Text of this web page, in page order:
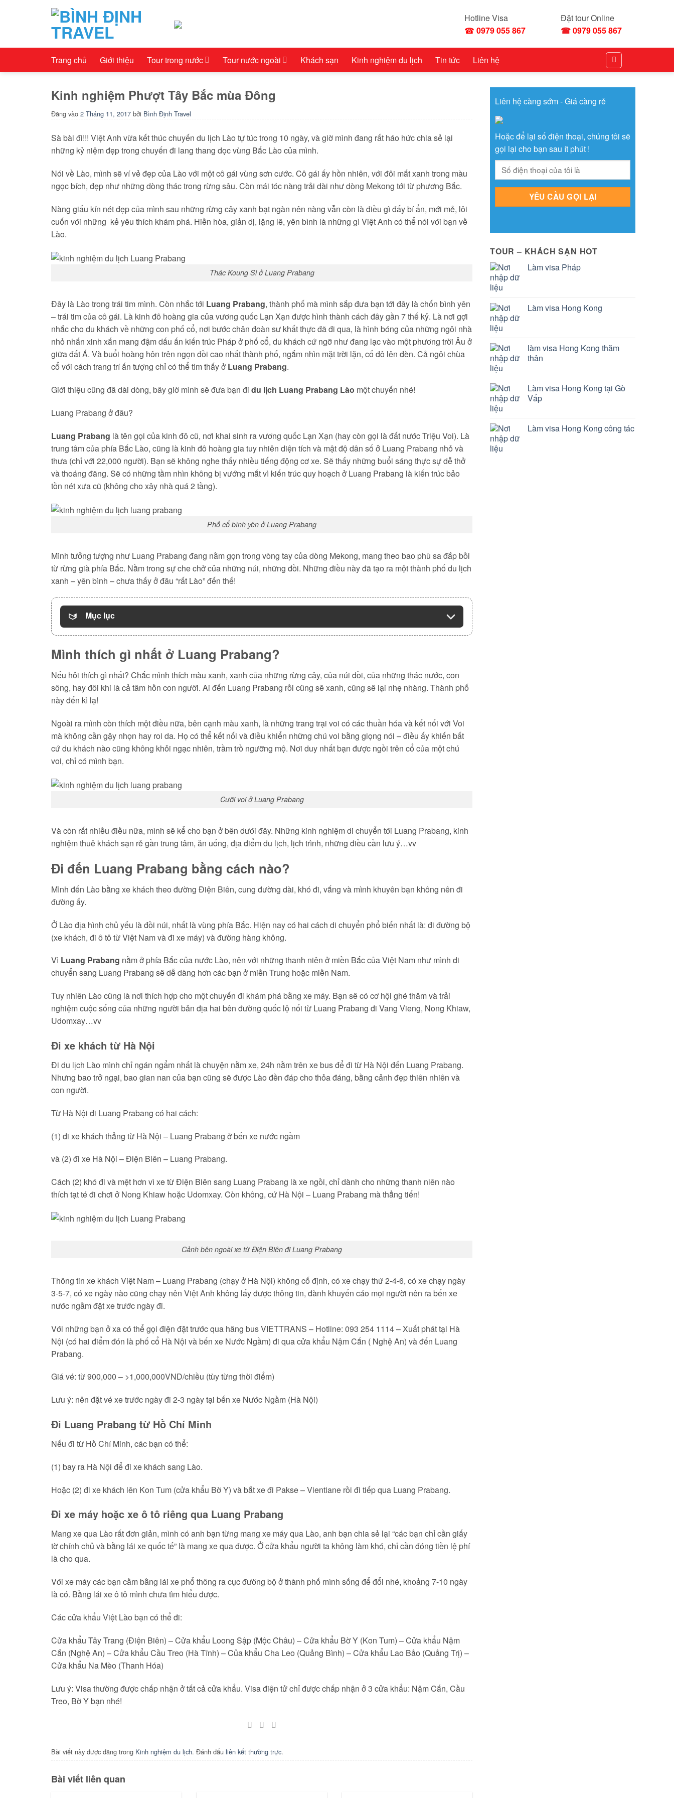
Hotline Visa
☎ 0979 055 867
Đặt tour Online
☎0979 055 867
Trang chủ Giới thiệu Tour trong nước Tour nước ngoài Khách sạn Kinh nghiệm du lịch Tin tức Liên hệ
Kinh nghiệm Phượt Tây Bắc mùa Đông
Đăng vào 2 Tháng 11, 2017 bởi Bình Định Travel
Sà bài đi!!! Việt Anh vừa kết thúc chuyến du lịch Lào tự túc trong 10 ngày, và giờ mình đang rất háo hức chia sẻ lại
những kỷ niệm đẹp trong chuyến đi lang thang dọc vùng Bắc Lào của mình.
Nói về Lào, mình sẽ ví vẻ đẹp của Lào với một cô gái vùng sơn cước. Cô gái ấy hồn nhiên, với đôi mắt xanh trong màu
ngọc bích, đẹp như những dòng thác trong rừng sâu. Còn mái tóc nàng trải dài như dòng Mekong tới từ phương Bắc.
Nàng giấu kín nét đẹp của mình sau những rừng cây xanh bạt ngàn nên nàng vẫn còn là điều gì đấy bí ẩn, mới mẻ, lôi
cuốn với những kẻ yêu thích khám phá. Hiền hòa, giản dị, lặng lẽ, yên bình là những gì Việt Anh có thể nói với bạn về
Lào.
Thác Koung Si ở Luang Prabang
Đây là Lào trong trái tim mình. Còn nhắc tới Luang Prabang, thành phố mà mình sắp đưa bạn tới đây là chốn bình yên
– trái tim của cô gái. Là kinh đô hoàng gia của vương quốc Lạn Xạn được hình thành cách đây gần 7 thế kỷ. Là nơi gợi
nhắc cho du khách về những con phố cổ, nơi bước chân đoàn sư khất thực đã đi qua, là hình bóng của những ngôi nhà
nhỏ nhắn xinh xắn mang đậm dấu ấn kiến trúc Pháp ở phố cổ, du khách cứ ngỡ như đang lạc vào một phương trời Âu ở
giữa đất Á. Và buổi hoàng hôn trên ngọn đồi cao nhất thành phố, ngắm nhìn mặt trời lặn, cố đô lên đèn. Cả ngôi chùa
cổ với cách trang trí ấn tượng chỉ có thể tìm thấy ở Luang Prabang.
Giới thiệu cũng đã dài dòng, bây giờ mình sẽ đưa bạn đi du lịch Luang Prabang Lào một chuyến nhé!
Luang Prabang ở đâu?
Luang Prabang là tên gọi của kinh đô cũ, nơi khai sinh ra vương quốc Lạn Xạn (hay còn gọi là đất nước Triệu Voi). Là
trung tâm của phía Bắc Lào, cũng là kinh đô hoàng gia tuy nhiên diện tích và mật độ dân số ở Luang Prabang nhỏ và
thưa (chỉ với 22,000 người). Bạn sẽ không nghe thấy nhiều tiếng động cơ xe. Sẽ thấy những buổi sáng thực sự dễ thở
và thoáng đãng. Sẽ có những tầm nhìn không bị vướng mắt vì kiến trúc quy hoạch ở Luang Prabang là kiến trúc bảo
tồn nét xưa cũ (không cho xây nhà quá 2 tầng).
Phố cổ bình yên ở Luang Prabang
Mình tưởng tượng như Luang Prabang đang nằm gọn trong vòng tay của dòng Mekong, mang theo bao phù sa đắp bồi
từ rừng già phía Bắc. Nằm trong sự che chở của những núi, những đồi. Những điều này đã tạo ra một thành phố du lịch
xanh – yên bình – chưa thấy ở đâu “rất Lào” đến thế!
Mục lục
Mình thích gì nhất ở Luang Prabang?
Nếu hỏi thích gì nhất? Chắc mình thích màu xanh, xanh của những rừng cây, của núi đồi, của những thác nước, con
sông, hay đôi khi là cả tâm hồn con người. Ai đến Luang Prabang rồi cũng sẽ xanh, cũng sẽ lại nhẹ nhàng. Thành phố
này đến kì lạ!
Ngoài ra mình còn thích một điều nữa, bên cạnh màu xanh, là những trang trại voi có các thuần hóa và kết nối với Voi
mà không cần gậy nhọn hay roi da. Họ có thể kết nối và điều khiển những chú voi bằng giọng nói – điều ấy khiến bất
cứ du khách nào cũng không khỏi ngạc nhiên, trầm trồ ngưỡng mộ. Nơi duy nhất bạn được ngồi trên cổ của một chú
voi, chỉ có mình bạn.
Cưỡi voi ở Luang Prabang
Và còn rất nhiều điều nữa, mình sẽ kể cho bạn ở bên dưới đây. Những kinh nghiệm di chuyển tới Luang Prabang, kinh
nghiệm thuê khách sạn rẻ gần trung tâm, ăn uống, địa điểm du lịch, lịch trình, những điều cần lưu ý…vv
Đi đến Luang Prabang bằng cách nào?
Mình đến Lào bằng xe khách theo đường Điện Biên, cung đường dài, khó đi, vắng và mình khuyên bạn không nên đi
đường ấy.
Ở Lào địa hình chủ yếu là đồi núi, nhất là vùng phía Bắc. Hiện nay có hai cách di chuyển phổ biến nhất là: đi đường bộ
(xe khách, đi ô tô từ Việt Nam và đi xe máy) và đường hàng không.
Vì Luang Prabang nằm ở phía Bắc của nước Lào, nên với những thanh niên ở miền Bắc của Việt Nam như mình di
chuyển sang Luang Prabang sẽ dễ dàng hơn các bạn ở miền Trung hoặc miền Nam.
Tuy nhiên Lào cũng là nơi thích hợp cho một chuyến đi khám phá bằng xe máy. Bạn sẽ có cơ hội ghé thăm và trải
nghiệm cuộc sống của những người bản địa hai bên đường quốc lộ nối từ Luang Prabang đi Vang Vieng, Nong Khiaw,
Udomxay…vv
Đi xe khách từ Hà Nội
Đi du lịch Lào mình chỉ ngán ngẩm nhất là chuyện nằm xe, 24h nằm trên xe bus để đi từ Hà Nội đến Luang Prabang.
Nhưng bao trở ngại, bao gian nan của bạn cũng sẽ được Lào đền đáp cho thỏa đáng, bằng cảnh đẹp thiên nhiên và
con người.
Từ Hà Nội đi Luang Prabang có hai cách:
(1) đi xe khách thẳng từ Hà Nội – Luang Prabang ở bến xe nước ngầm
và (2) đi xe Hà Nội – Điện Biên – Luang Prabang.
Cách (2) khó đi và mệt hơn vì xe từ Điện Biên sang Luang Prabang là xe ngồi, chỉ dành cho những thanh niên nào
thích tạt té đi chơi ở Nong Khiaw hoặc Udomxay. Còn không, cứ Hà Nội – Luang Prabang mà thẳng tiến!
Cảnh bên ngoài xe từ Điện Biên đi Luang Prabang
Thông tin xe khách Việt Nam – Luang Prabang (chạy ở Hà Nội) không cố định, có xe chạy thứ 2-4-6, có xe chạy ngày
3-5-7, có xe ngày nào cũng chạy nên Việt Anh không lấy được thông tin, đành khuyến cáo mọi người nên ra bến xe
nước ngầm đặt xe trước ngày đi.
Với những bạn ở xa có thể gọi điện đặt trước qua hãng bus VIETTRANS – Hotline: 093 254 1114 – Xuất phát tại Hà
Nội (có hai điểm đón là phố cổ Hà Nội và bến xe Nước Ngầm) đi qua cửa khẩu Nậm Cắn ( Nghệ An) và đến Luang
Prabang.
Giá vé: từ 900,000 – >1,000,000VND/chiều (tùy từng thời điểm)
Lưu ý: nên đặt vé xe trước ngày đi 2-3 ngày tại bến xe Nước Ngầm (Hà Nội)
Đi Luang Prabang từ Hồ Chí Minh
Nếu đi từ Hồ Chí Minh, các bạn có thể:
(1) bay ra Hà Nội để đi xe khách sang Lào.
Hoặc (2) đi xe khách lên Kon Tum (cửa khẩu Bờ Y) và bắt xe đi Pakse – Vientiane rồi đi tiếp qua Luang Prabang.
Đi xe máy hoặc xe ô tô riêng qua Luang Prabang
Mang xe qua Lào rất đơn giản, mình có anh bạn từng mang xe máy qua Lào, anh bạn chia sẻ lại “các bạn chỉ cần giấy
tờ chính chủ và bằng lái xe quốc tế” là mang xe qua được. Ở cửa khẩu người ta không làm khó, chỉ cần đóng tiền lệ phí
là cho qua.
Với xe máy các bạn cầm bằng lái xe phổ thông ra cục đường bộ ở thành phố mình sống để đổi nhé, khoảng 7-10 ngày
là có. Bằng lái xe ô tô mình chưa tìm hiểu được.
Các cửa khẩu Việt Lào bạn có thể đi:
Cửa khẩu Tây Trang (Điện Biên) – Cửa khẩu Loong Sập (Mộc Châu) – Cửa khẩu Bờ Y (Kon Tum) – Cửa khẩu Nậm
Cắn (Nghệ An) – Cửa khẩu Cầu Treo (Hà Tĩnh) – Của khẩu Cha Leo (Quảng Bình) – Cửa khẩu Lao Bảo (Quảng Trị) –
Cửa khẩu Na Mèo (Thanh Hóa)
Lưu ý: Visa thường được chấp nhận ở tất cả cửa khẩu. Visa điện tử chỉ được chấp nhận ở 3 cửa khẩu: Nậm Cắn, Cầu
Treo, Bờ Y bạn nhé!
Bài viết này được đăng trong Kinh nghiệm du lịch. Đánh dấu liên kết thường trực.
Bài viết liên quan
Liên hệ càng sớm - Giá càng rẻ
Hoặc để lại số điện thoại, chúng tôi sẽ
gọi lại cho bạn sau ít phút !
TOUR – KHÁCH SẠN HOT
Làm visa Pháp
Làm visa Hong Kong
làm visa Hong Kong thăm
thân
Làm visa Hong Kong tại Gò
Vấp
Làm visa Hong Kong công tác